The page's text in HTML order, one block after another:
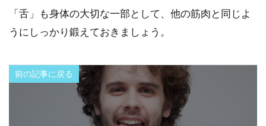
「舌」も身体の大切な一部として、他の筋肉と同じよ
うにしっかり鍛えておきましょう。
前の記事に戻る